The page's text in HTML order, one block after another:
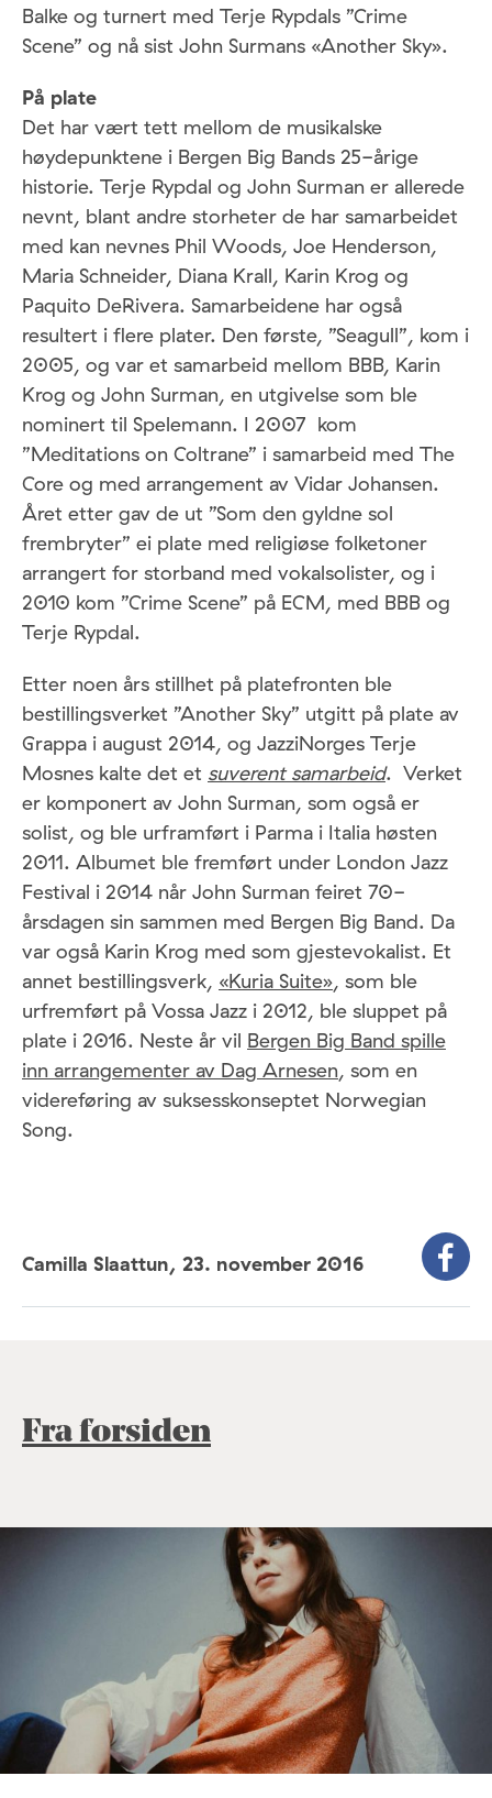
Balke og turnert med Terje Rypdals ”Crime
Scene” og nå sist John Surmans «Another Sky».
På plate
Det har vært tett mellom de musikalske
høydepunktene i Bergen Big Bands 25-årige
historie. Terje Rypdal og John Surman er allerede
nevnt, blant andre storheter de har samarbeidet
med kan nevnes Phil Woods, Joe Henderson,
Maria Schneider, Diana Krall, Karin Krog og
Paquito DeRivera. Samarbeidene har også
resultert i flere plater. Den første, ”Seagull”, kom i
2005, og var et samarbeid mellom BBB, Karin
Krog og John Surman, en utgivelse som ble
nominert til Spelemann. I 2007 kom
”Meditations on Coltrane” i samarbeid med The
Core og med arrangement av Vidar Johansen.
Året etter gav de ut ”Som den gyldne sol
frembryter” ei plate med religiøse folketoner
arrangert for storband med vokalsolister, og i
2010 kom ”Crime Scene” på ECM, med BBB og
Terje Rypdal.
Etter noen års stillhet på platefronten ble
bestillingsverket ”Another Sky” utgitt på plate av
Grappa i august 2014, og JazziNorges Terje
Mosnes kalte det et suverent samarbeid. Verket
er komponert av John Surman, som også er
solist, og ble urframført i Parma i Italia høsten
2011. Albumet ble fremført under London Jazz
Festival i 2014 når John Surman feiret 70-
årsdagen sin sammen med Bergen Big Band. Da
var også Karin Krog med som gjestevokalist. Et
annet bestillingsverk, «Kuria Suite», som ble
urfremført på Vossa Jazz i 2012, ble sluppet på
plate i 2016. Neste år vil Bergen Big Band spille
inn arrangementer av Dag Arnesen, som en
videreføring av suksesskonseptet Norwegian
Song.
Camilla Slaattun, 23. november 2016
Fra forsiden